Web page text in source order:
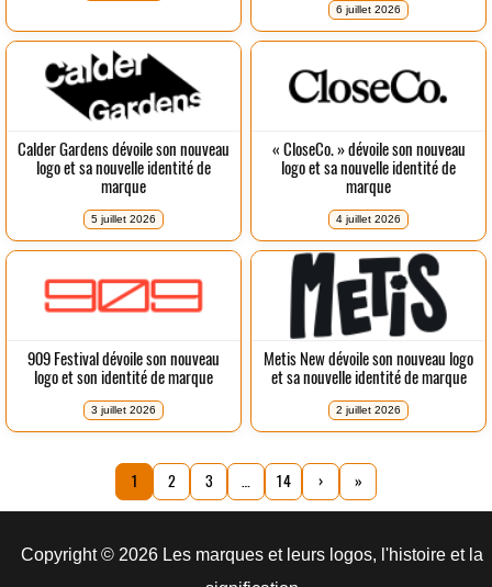
6 juillet 2026
Calder Gardens dévoile son nouveau
logo et sa nouvelle identité de
marque
5 juillet 2026
« CloseCo. » dévoile son nouveau
logo et sa nouvelle identité de
marque
4 juillet 2026
909 Festival dévoile son nouveau
logo et son identité de marque
3 juillet 2026
Metis New dévoile son nouveau logo
et sa nouvelle identité de marque
2 juillet 2026
1 2 3 … 14 › »
Copyright © 2026 Les marques et leurs logos, l'histoire et la